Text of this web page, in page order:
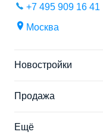
+7 495 909 16 41
Москва
Новостройки
Продажа
Ещё